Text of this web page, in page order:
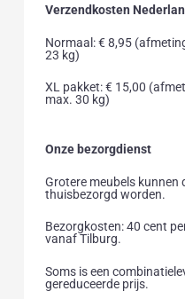
Verzendkosten
Normaal: € 8,95
23 kg)
XL pakket: € 15,00
max. 30 kg)
Onze bezorgdienst
Grotere meubels kunnen
thuisbezorgd worden.
Bezorgkosten: 40 cent
vanaf Tilburg.
Soms is een
gereduceerde prijs.